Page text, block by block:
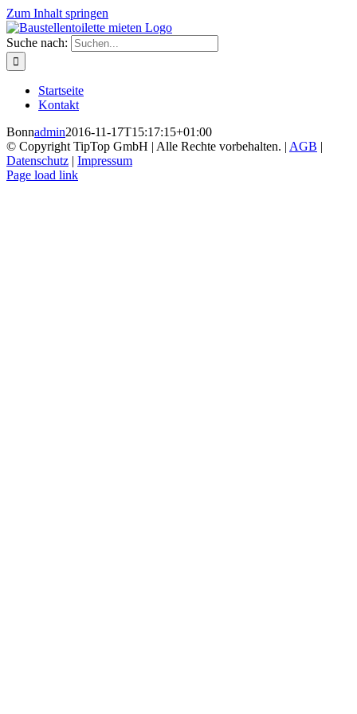
Zum Inhalt springen
Suche nach:
Startseite
Kontakt
Bonnadmin2016-11-17T15:17:15+01:00
© Copyright TipTop GmbH | Alle Rechte vorbehalten. | AGB |
Datenschutz | Impressum
Page load link